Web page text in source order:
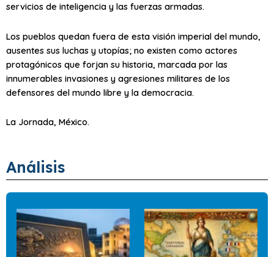
servicios de inteligencia y las fuerzas armadas.
Los pueblos quedan fuera de esta visión imperial del mundo,
ausentes sus luchas y utopías; no existen como actores
protagónicos que forjan su historia, marcada por las
innumerables invasiones y agresiones militares de los
defensores del mundo libre y la democracia.
La Jornada, México.
Análisis